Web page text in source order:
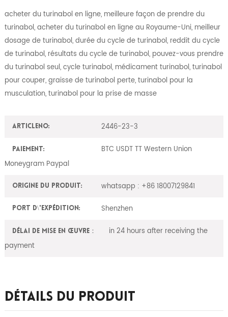
acheter du turinabol en ligne, meilleure façon de prendre du
turinabol, acheter du turinabol en ligne au Royaume-Uni, meilleur
dosage de turinabol, durée du cycle de turinabol, reddit du cycle
de turinabol, résultats du cycle de turinabol, pouvez-vous prendre
du turinabol seul, cycle turinabol, médicament turinabol, turinabol
pour couper, graisse de turinabol perte, turinabol pour la
musculation, turinabol pour la prise de masse
ArticleNO: 2446-23-3
Paiement:
BTC USDT TT Western Union
Moneygram Paypal
Origine du produit: whatsapp : +86 18007129841
Port d\'expédition: Shenzhen
Délai de mise en œuvre：
in 24 hours after receiving the
payment
Détails Du Produit